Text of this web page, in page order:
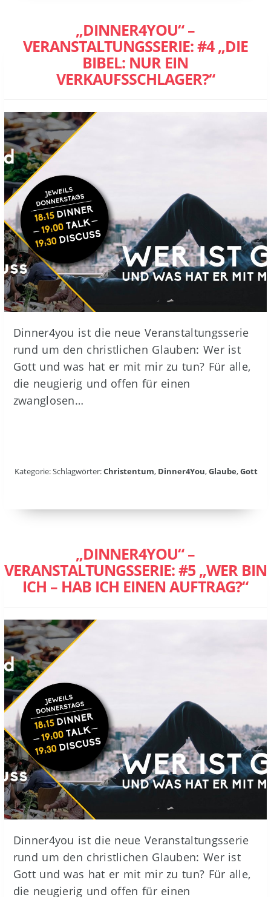
„DINNER4YOU“ –
VERANSTALTUNGSSERIE: #4 „DIE
BIBEL: NUR EIN
VERKAUFSSCHLAGER?“
Dinner4you ist die neue Veranstaltungsserie
rund um den christlichen Glauben: Wer ist
Gott und was hat er mit mir zu tun? Für alle,
die neugierig und offen für einen
zwanglosen…
Kategorie: Schlagwörter:Christentum, Dinner4You,Glaube,Gott
„DINNER4YOU“ –
VERANSTALTUNGSSERIE: #5 „WER BIN
ICH – HAB ICH EINEN AUFTRAG?“
Dinner4you ist die neue Veranstaltungsserie
rund um den christlichen Glauben: Wer ist
Gott und was hat er mit mir zu tun? Für alle,
die neugierig und offen für einen